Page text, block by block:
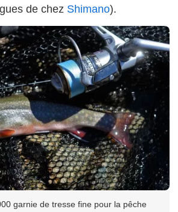
de chez Shimano).
garnie de tresse fine pour la pêche